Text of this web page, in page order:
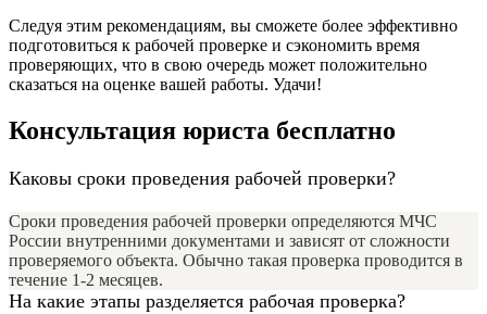
Следуя этим рекомендациям, вы сможете более эффективно
подготовиться к рабочей проверке и сэкономить время
проверяющих, что в свою очередь может положительно
сказаться на оценке вашей работы. Удачи!
Консультация юриста бесплатно
Каковы сроки проведения рабочей проверки?
Сроки проведения рабочей проверки определяются МЧС
России внутренними документами и зависят от сложности
проверяемого объекта. Обычно такая проверка проводится в
течение 1-2 месяцев.
На какие этапы разделяется рабочая проверка?